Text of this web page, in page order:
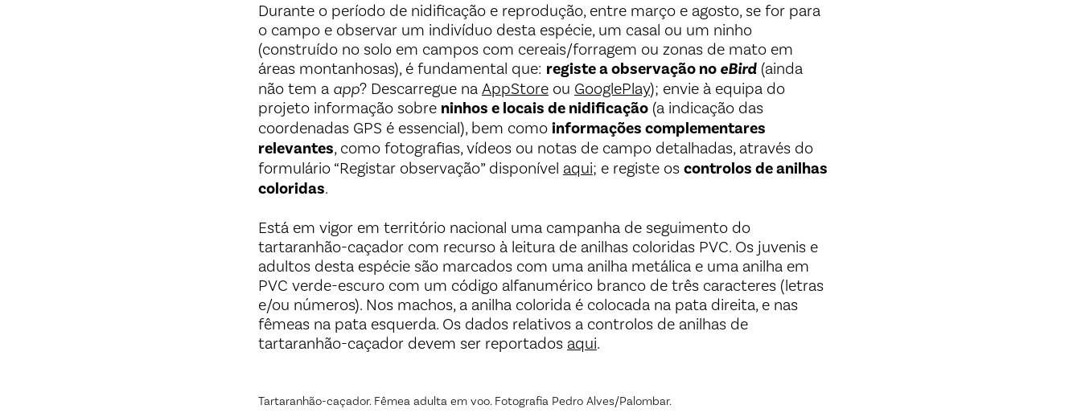
Durante o período de nidificação e reprodução, entre março e agosto, se for para
o campo e observar um indivíduo desta espécie, um casal ou um ninho
(construído no solo em campos com cereais/forragem ou zonas de mato em
áreas montanhosas), é fundamental que: registe a observação no eBird(ainda
não tem a app? Descarregue na AppStoreou GooglePlay); envie à equipa do
projeto informação sobre ninhos e locais de nidificação(a indicação das
coordenadas GPS é essencial), bem como informações complementares
relevantes, como fotografias, vídeos ou notas de campo detalhadas, através do
formulário “Registar observação” disponível aqui; e registe os controlos de anilhas
coloridas.
Está em vigor em território nacional uma campanha de seguimento do
tartaranhão-caçador com recurso à leitura de anilhas coloridas PVC. Os juvenis e
adultos desta espécie são marcados com uma anilha metálica e uma anilha em
PVC verde-escuro com um código alfanumérico branco de três caracteres (letras
e/ou números). Nos machos, a anilha colorida é colocada na pata direita, e nas
fêmeas na pata esquerda. Os dados relativos a controlos de anilhas de
tartaranhão-caçador devem ser reportados aqui.
Tartaranhão-caçador. Fêmea adulta em voo. Fotografia Pedro Alves/Palombar.